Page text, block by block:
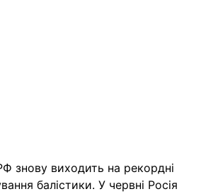
знову виходить на рекордні
балістики. У червні Росія